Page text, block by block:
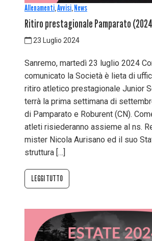
Allenamenti,Avvisi,News
Ritiro prestagionale Pamparato
23 Luglio 2024
Sanremo, martedì 23 luglio 2024
comunicato la Società è lieta di
ritiro atletico prestagionale Junior
terrà la prima settimana di
di Pamparato e Roburent (CN).
atleti risiederanno assieme al ns.
mister Nicola Aurisano ed il suo
struttura […]
LEGGI TUTTO